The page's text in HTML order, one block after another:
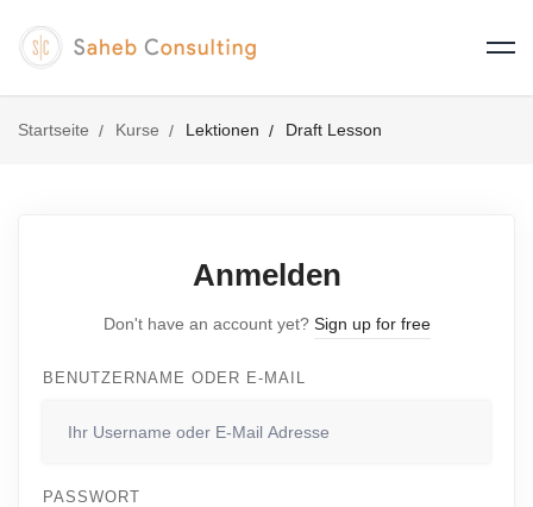
Startseite Kurse Lektionen Draft Lesson
Anmelden
Don't have an account yet? Sign up for free
BENUTZERNAME ODER E-MAIL
PASSWORT